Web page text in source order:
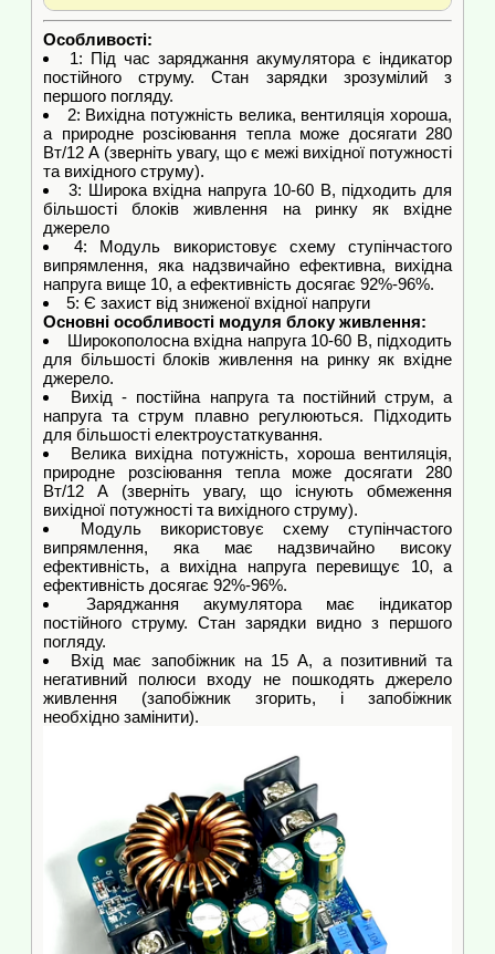
Особливості:
1: Під час заряджання акумулятора є індикатор
постійного струму. Стан зарядки зрозумілий з
першого погляду.
2: Вихідна потужність велика, вентиляція хороша,
а природне розсіювання тепла може досягати 280
Вт/12 А (зверніть увагу, що є межі вихідної потужності
та вихідного струму).
3: Широка вхідна напруга 10-60 В, підходить для
більшості блоків живлення на ринку як вхідне
джерело
4: Модуль використовує схему ступінчастого
випрямлення, яка надзвичайно ефективна, вихідна
напруга вище 10, а ефективність досягає 92%-96%.
5: Є захист від зниженої вхідної напруги
Основні особливості модуля блоку живлення:
Широкополосна вхідна напруга 10-60 В, підходить
для більшості блоків живлення на ринку як вхідне
джерело.
Вихід - постійна напруга та постійний струм, а
напруга та струм плавно регулюються. Підходить
для більшості електроустаткування.
Велика вихідна потужність, хороша вентиляція,
природне розсіювання тепла може досягати 280
Вт/12 А (зверніть увагу, що існують обмеження
вихідної потужності та вихідного струму).
Модуль використовує схему ступінчастого
випрямлення, яка має надзвичайно високу
ефективність, а вихідна напруга перевищує 10, а
ефективність досягає 92%-96%.
Заряджання акумулятора має індикатор
постійного струму. Стан зарядки видно з першого
погляду.
Вхід має запобіжник на 15 А, а позитивний та
негативний полюси входу не пошкодять джерело
живлення (запобіжник згорить, і запобіжник
необхідно замінити).